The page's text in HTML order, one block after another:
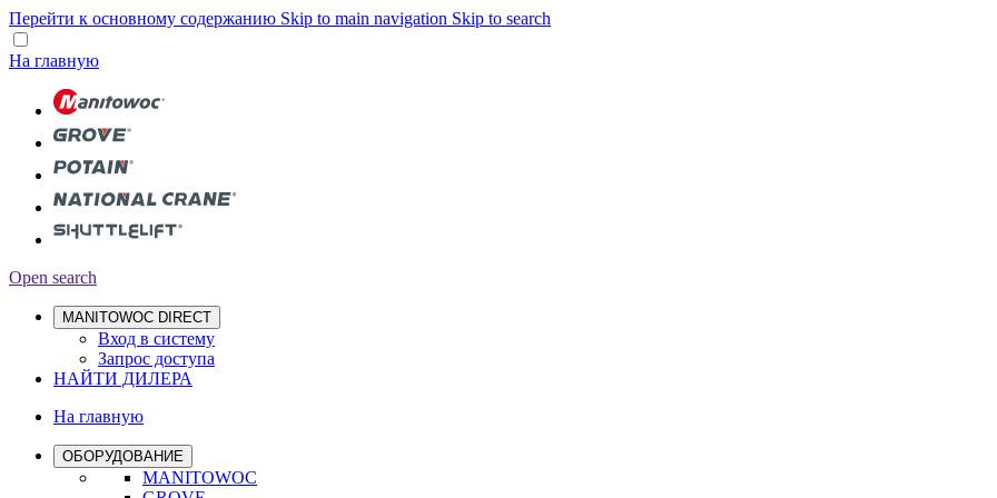
Перейти к основному содержанию Skip to main navigation Skip to search
На главную
Open search
MANITOWOC DIRECT
Вход в систему
Запрос доступа
НАЙТИ ДИЛЕРА
На главную
ОБОРУДОВАНИЕ
MANITOWOC